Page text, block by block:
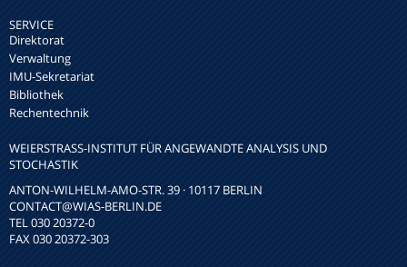
SERVICE
Direktorat
Verwaltung
IMU-Sekretariat
Bibliothek
Rechentechnik
WEIERSTRASS-INSTITUT FÜR ANGEWANDTE ANALYSIS UND S
TOCHASTIK
ANTON-WILHELM-AMO-STR. 39 · 10117 BERLIN
CONTACT@WIAS-BERLIN.DE
TEL 030 20372-0
FAX 030 20372-303